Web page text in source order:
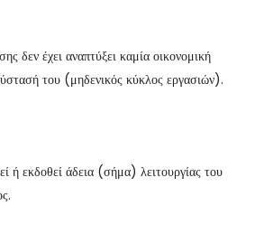
δεν έχει αναπτύξει καμία οικονομική
του (μηδενικός κύκλος εργασιών).
ή εκδοθεί άδεια (σήμα) λειτουργίας του